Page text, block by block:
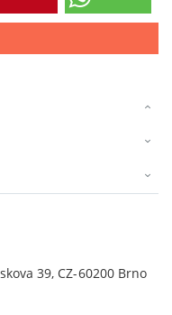
39, CZ-60200 Brno